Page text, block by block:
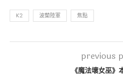
K2 波蘭陸軍 焦點
previous
《魔法壞女巫》